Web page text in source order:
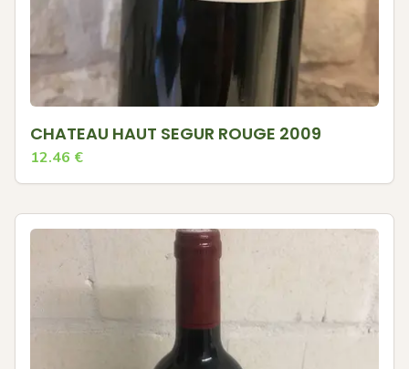
CHATEAU HAUT SEGUR ROUGE 2009
12.46 €